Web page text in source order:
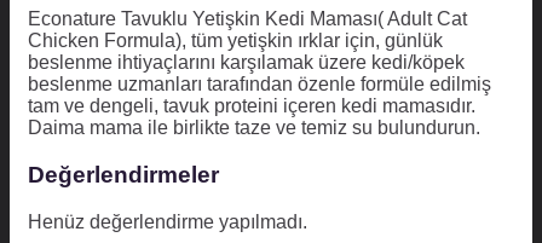
Econature Tavuklu Yetişkin Kedi Maması( Adult Cat
Chicken Formula), tüm yetişkin ırklar için, günlük
beslenme ihtiyaçlarını karşılamak üzere kedi/köpek
beslenme uzmanları tarafından özenle formüle edilmiş
tam ve dengeli, tavuk proteini içeren kedi mamasıdır.
Daima mama ile birlikte taze ve temiz su bulundurun.
Değerlendirmeler
Henüz değerlendirme yapılmadı.